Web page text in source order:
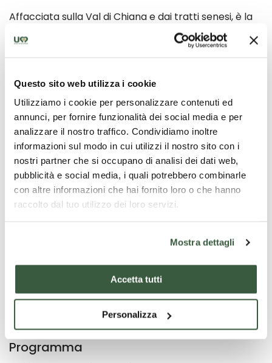
Questo sito web utilizza i cookie
Utilizziamo i cookie per personalizzare contenuti ed
annunci, per fornire funzionalità dei social media e per
analizzare il nostro traffico. Condividiamo inoltre
informazioni sul modo in cui utilizzi il nostro sito con i
nostri partner che si occupano di analisi dei dati web,
pubblicità e social media, i quali potrebbero combinarle
con altre informazioni che hai fornito loro o che hanno
raccolto dal tuo utilizzo dei loro servizi.
Mostra dettagli
Accetta tutti
Personalizza
Affacciata sulla Val di Chiana e dai tratti senesi, è la
patria del Perugino, il “divin pittore” del Rinascimento.
La visita guidata conduce alla scoperta dei suoi
nell’Oratorio dei Bianchi. Si visiteranno inoltre il
Duomo, il rinascimentale Palazzo della Corgna con i
suoi affreschi manieristi, la trecentesca Rocca e il
suggestivo “Pianto degli angeli” di scuola senese. Il
percorso si conclude con una nota di curiosità: il
celebre e strettissimo vicolo Baciadonne, simbolo
romantico della città.
Cosa è incluso
trasporti, pasti, biglietti d'ingresso
Requisiti
Programma